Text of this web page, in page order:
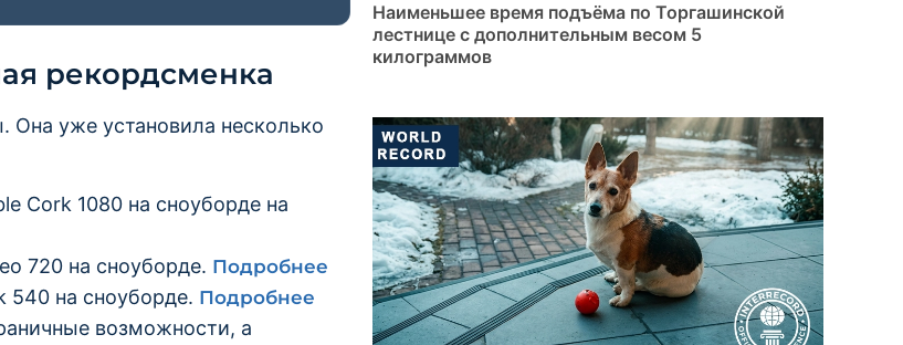
рекордсменка
Она уже установила несколько
Cork 1080 на сноуборде на
720 на сноуборде. Подробнее
540 на сноуборде. Подробнее
возможности, а
Наименьшее время подъёма по Торгашинской
лестнице с дополнительным весом 5
килограммов